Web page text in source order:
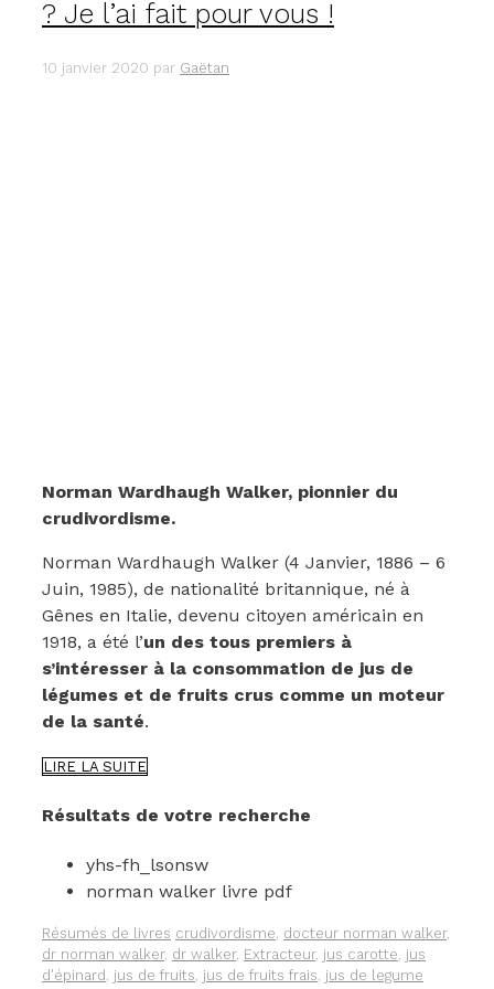
? Je l’ai fait pour vous !
10 janvier 2020 par Gaëtan
Norman Wardhaugh Walker, pionnier du
crudivordisme.
Norman Wardhaugh Walker (4 Janvier, 1886 – 6
Juin, 1985), de nationalité britannique, né à
Gênes en Italie, devenu citoyen américain en
1918, a été l’un des tous premiers à
s’intéresser à la consommation de jus de
légumes et de fruits crus comme un moteur
de la santé.
LIRE LA SUITEVOUS
LU
LIVRE
DE
WALKER,
LA
SANTÉ
Résultats de votre recherche
yhs-fh_lsonsw
norman walker livre pdf
Catégories
Résumés de livres Étiquettes
crudivordisme, docteur norman walker,
dr norman walker, dr walker, Extracteur, jus carotte, jus
d'épinard , jus de fruits, jus de fruits frais, jus de legume